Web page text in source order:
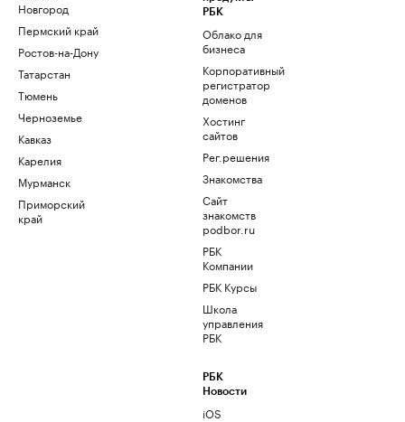
Новгород
Пермский край
Ростов-на-Дону
Татарстан
Тюмень
Черноземье
Кавказ
Карелия
Мурманск
Приморский
край
РБК
Облако для
бизнеса
Корпоративный
регистратор
доменов
Хостинг
сайтов
Рег.решения
Знакомства
Сайт
знакомств
podbor.ru
РБК
Компании
РБК Курсы
Школа
управления
РБК
РБК
Новости
iOS